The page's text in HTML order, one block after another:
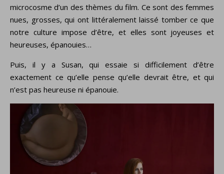
microcosme d’un des thèmes du film. Ce sont des femmes
nues, grosses, qui ont littéralement laissé tomber ce que
notre culture impose d’être, et elles sont joyeuses et
heureuses, épanouies…
Puis, il y a Susan, qui essaie si difficilement d’être
exactement ce qu’elle pense qu’elle devrait être, et qui
n’est pas heureuse ni épanouie.